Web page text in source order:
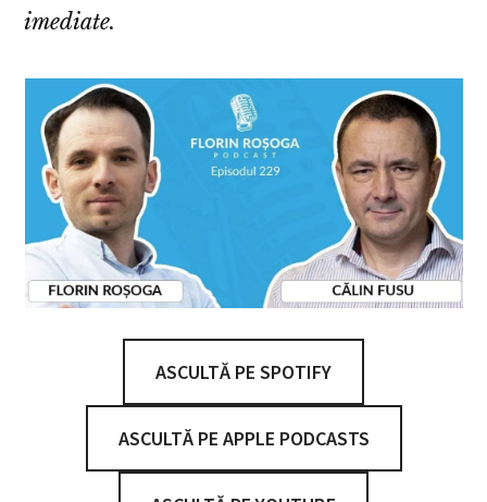
imediate.
ASCULTĂ PE SPOTIFY
ASCULTĂ PE APPLE PODCASTS